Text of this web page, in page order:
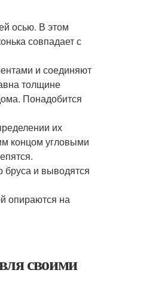
осью. В этом
совпадает с
и соединяют
толщине
Понадобится
их
концом угловыми
бруса и выводятся
опираются на
своими